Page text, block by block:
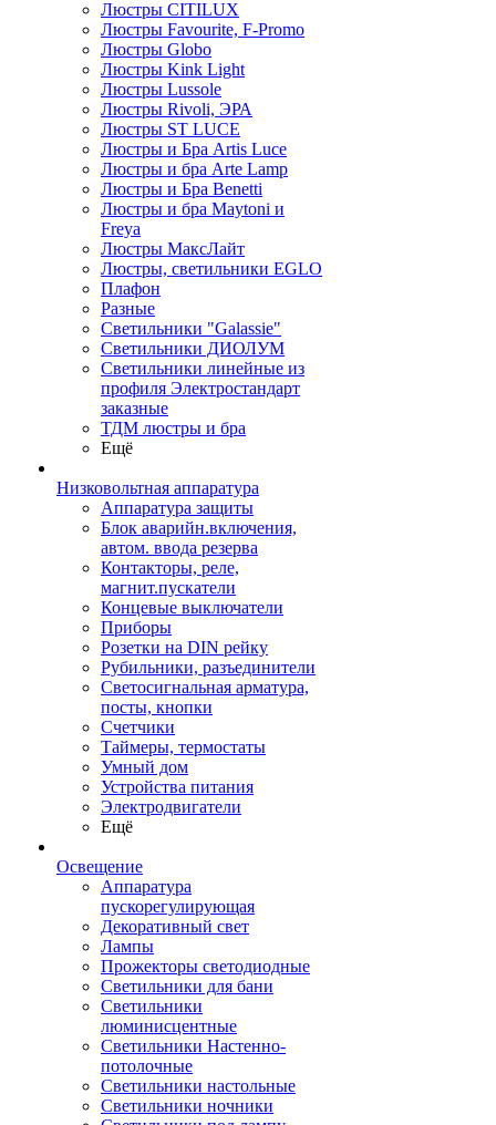
Люстры CITILUX
Люстры Favourite, F-Promo
Люстры Globo
Люстры Kink Light
Люстры Lussole
Люстры Rivoli, ЭРА
Люстры ST LUCE
Люстры и Бра Artis Luce
Люстры и бра Arte Lamp
Люстры и Бра Benetti
Люстры и бра Maytoni и
Freya
Люстры МаксЛайт
Люстры, светильники EGLO
Плафон
Разные
Светильники "Galassie"
Светильники ДИОЛУМ
Светильники линейные из
профиля Электростандарт
заказные
ТДМ люстры и бра
Ещё
Низковольтная аппаратура
Аппаратура защиты
Блок аварийн.включения,
автом. ввода резерва
Контакторы, реле,
магнит.пускатели
Концевые выключатели
Приборы
Розетки на DIN рейку
Рубильники, разъединители
Светосигнальная арматура,
посты, кнопки
Счетчики
Таймеры, термостаты
Умный дом
Устройства питания
Электродвигатели
Ещё
Освещение
Аппаратура
пускорегулирующая
Декоративный свет
Лампы
Прожекторы светодиодные
Светильники для бани
Светильники
люминисцентные
Светильники Настенно-
потолочные
Светильники настольные
Светильники ночники